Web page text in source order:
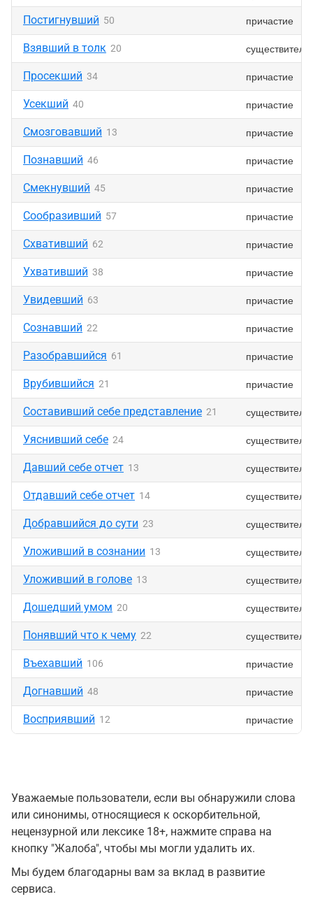
Постигнувший 50 причастие
Взявший в толк 20
Просекший 34 причастие
Усекший 40 причастие
Смозговавший 13 причастие
Познавший 46 причастие
Смекнувший 45 причастие
Сообразивший 57 причастие
Схвативший 62 причастие
Ухвативший 38 причастие
Увидевший 63 причастие
Сознавший 22 причастие
Разобравшийся 61 причастие
Врубившийся 21 причастие
Составивший себе представление 21
Уяснивший себе 24
Давший себе отчет 13
Отдавший себе отчет 14
Добравшийся до сути 23
Уложивший в сознании 13
Уложивший в голове 13
Дошедший умом 20
Понявший что к чему 22
Въехавший 106 причастие
Догнавший 48 причастие
Восприявший 12 причастие
Уважаемые пользователи, если вы обнаружили слова
или синонимы, относящиеся к оскорбительной,
нецензурной или лексике 18+, нажмите справа на
кнопку "Жалоба", чтобы мы могли удалить их.
Мы будем благодарны вам за вклад в развитие
сервиса.